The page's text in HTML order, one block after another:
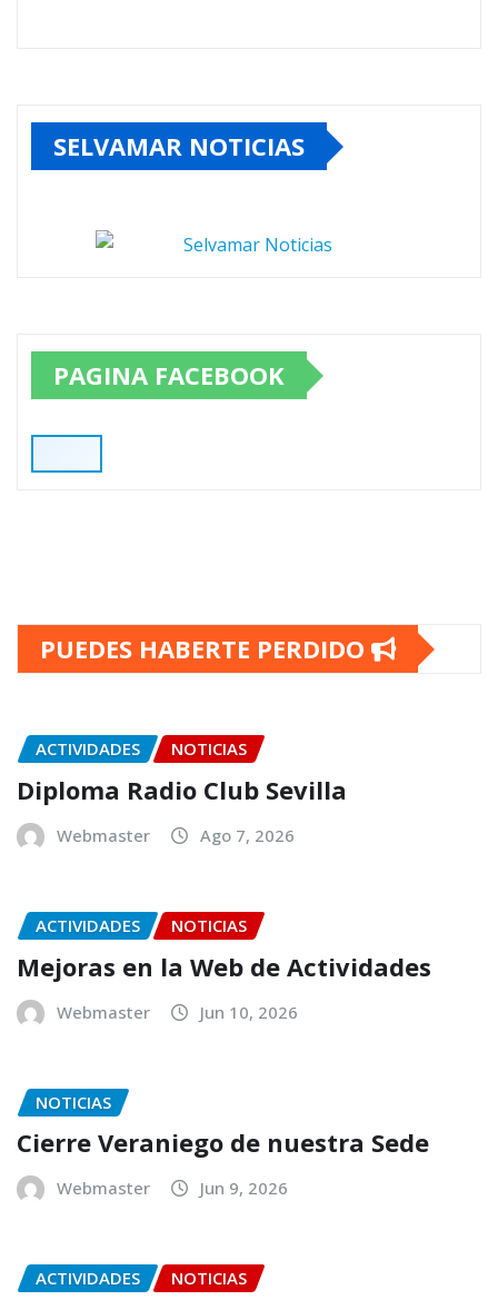
SELVAMAR NOTICIAS
PAGINA FACEBOOK
PUEDES HABERTE PERDIDO
ACTIVIDADES NOTICIAS
Diploma Radio Club Sevilla
Webmaster Ago 7, 2026
ACTIVIDADES NOTICIAS
Mejoras en la Web de Actividades
Webmaster Jun 10, 2026
NOTICIAS
Cierre Veraniego de nuestra Sede
Webmaster Jun 9, 2026
ACTIVIDADES NOTICIAS